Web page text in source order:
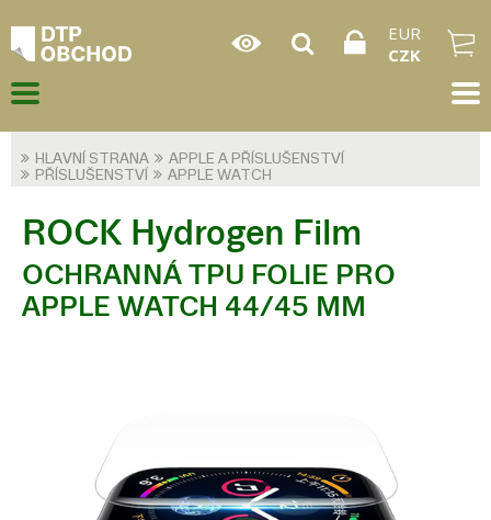
EUR
CZK
HLAVNÍ STRANA
APPLE A PŘÍSLUŠENSTVÍ
PŘÍSLUŠENSTVÍ
APPLE WATCH
ROCK Hydrogen Film
OCHRANNÁ TPU FOLIE PRO
APPLE WATCH 44/45 MM